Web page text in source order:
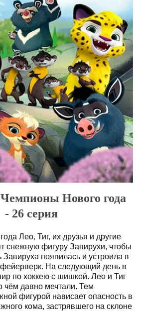
Нового года
- 26 серия
Лео, Тиг, их друзья и другие
снежную фигуру Завирухи, чтобы
появилась и устроила в
На следующий день в
по хоккею с шишкой. Лео и Тиг
чём давно мечтали. Тем
фигурой нависает опасность в
кома, застрявшего на склоне